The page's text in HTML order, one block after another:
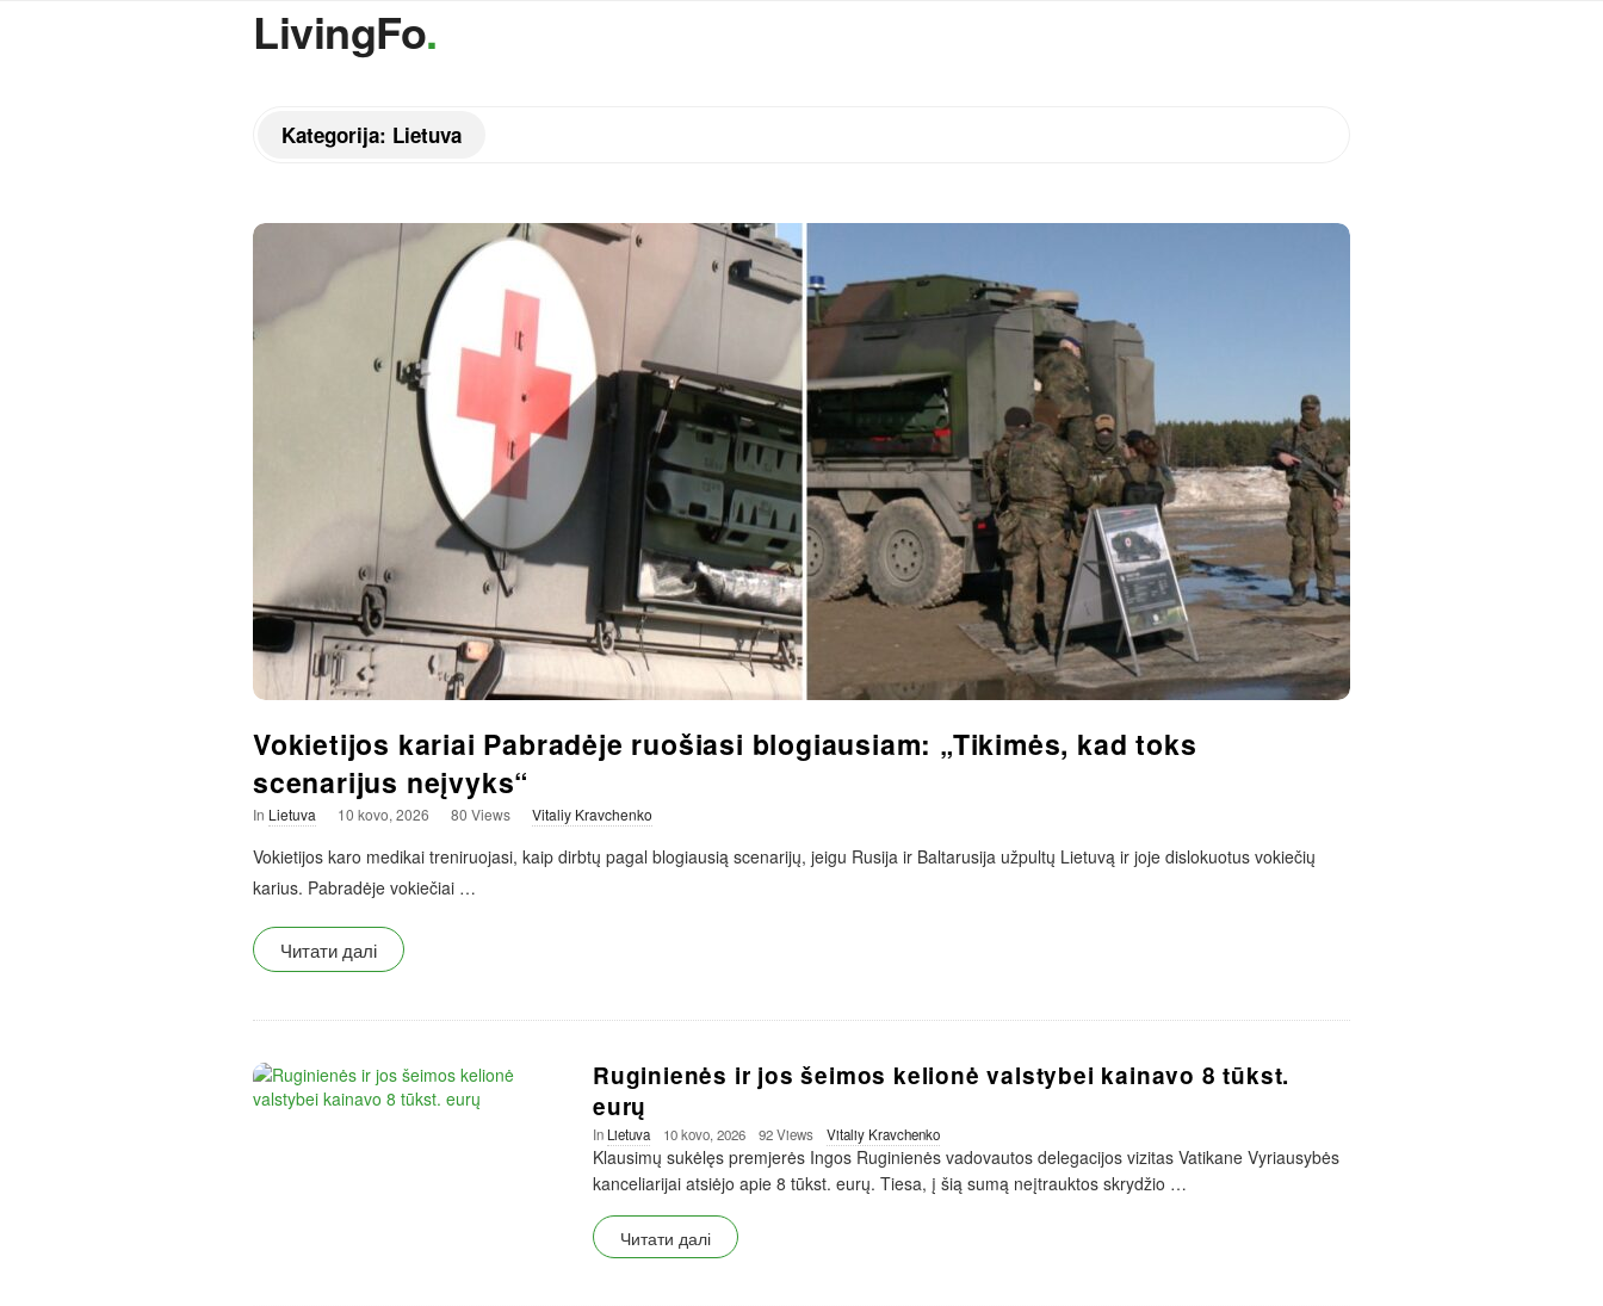
LivingFo.
Kategorija: Lietuva
Vokietijos kariai Pabradėje ruošiasi blogiausiam: „Tikimės, kad toks
scenarijus neįvyks“
In Lietuva 10 kovo, 2026 80 Views Vitaliy Kravchenko
Vokietijos karo medikai treniruojasi, kaip dirbtų pagal blogiausią scenarijų, jeigu Rusija ir Baltarusija užpultų Lietuvą ir joje dislokuotus vokiečių
karius. Pabradėje vokiečiai …
Читати далі
Ruginienės ir jos šeimos kelionė valstybei kainavo 8 tūkst.
eurų
In Lietuva 10 kovo, 2026 92 Views Vitaliy Kravchenko
Klausimų sukėlęs premjerės Ingos Ruginienės vadovautos delegacijos vizitas Vatikane Vyriausybės
kanceliarijai atsiėjo apie 8 tūkst. eurų. Tiesa, į šią sumą neįtrauktos skrydžio …
Читати далі